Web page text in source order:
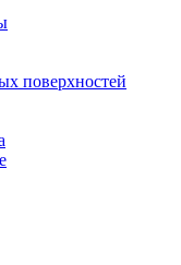
поверхностей